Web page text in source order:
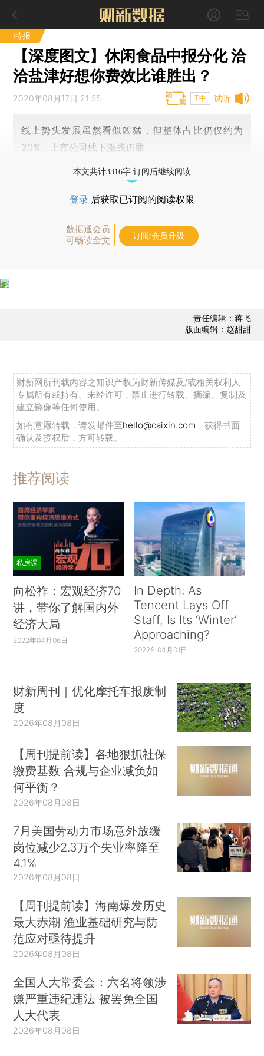
特报
【深度图文】休闲食品中报分化 洽
洽盐津好想你费效比谁胜出？
试听
2020年08月17日 21:55 T中
线上势头发展虽然看似凶猛，但整体占比仍仅约为
20%，上市公司线下激战仍酣
本文共计3316字 订阅后继续阅读
登录 后获取已订阅的阅读权限
数据通会员
可畅读全文
订阅/会员升级
责任编辑：蒋飞
版面编辑：赵甜甜
财新网所刊载内容之知识产权为财新传媒及/或相关权利人
专属所有或持有。未经许可，禁止进行转载、摘编、复制及
建立镜像等任何使用。
如有意愿转载，请发邮件至hello@caixin.com ，获得书面
确认及授权后，方可转载。
推荐阅读
私房课
向松祚：宏观经济70
讲，带你了解国内外
经济大局
2022年04月06日
In Depth: As
Tencent Lays Off
Staff, Is Its ‘Winter’
Approaching?
2022年04月01日
财新周刊｜优化摩托车报废制
度
2026年08月08日
【周刊提前读】各地狠抓社保
缴费基数 合规与企业减负如
何平衡？
2026年08月08日
7月美国劳动力市场意外放缓
岗位减少2.3万个失业率降至
4.1%
2026年08月08日
【周刊提前读】海南爆发历史
最大赤潮 渔业基础研究与防
范应对亟待提升
2026年08月08日
全国人大常委会：六名将领涉
嫌严重违纪违法 被罢免全国
人大代表
2026年08月08日